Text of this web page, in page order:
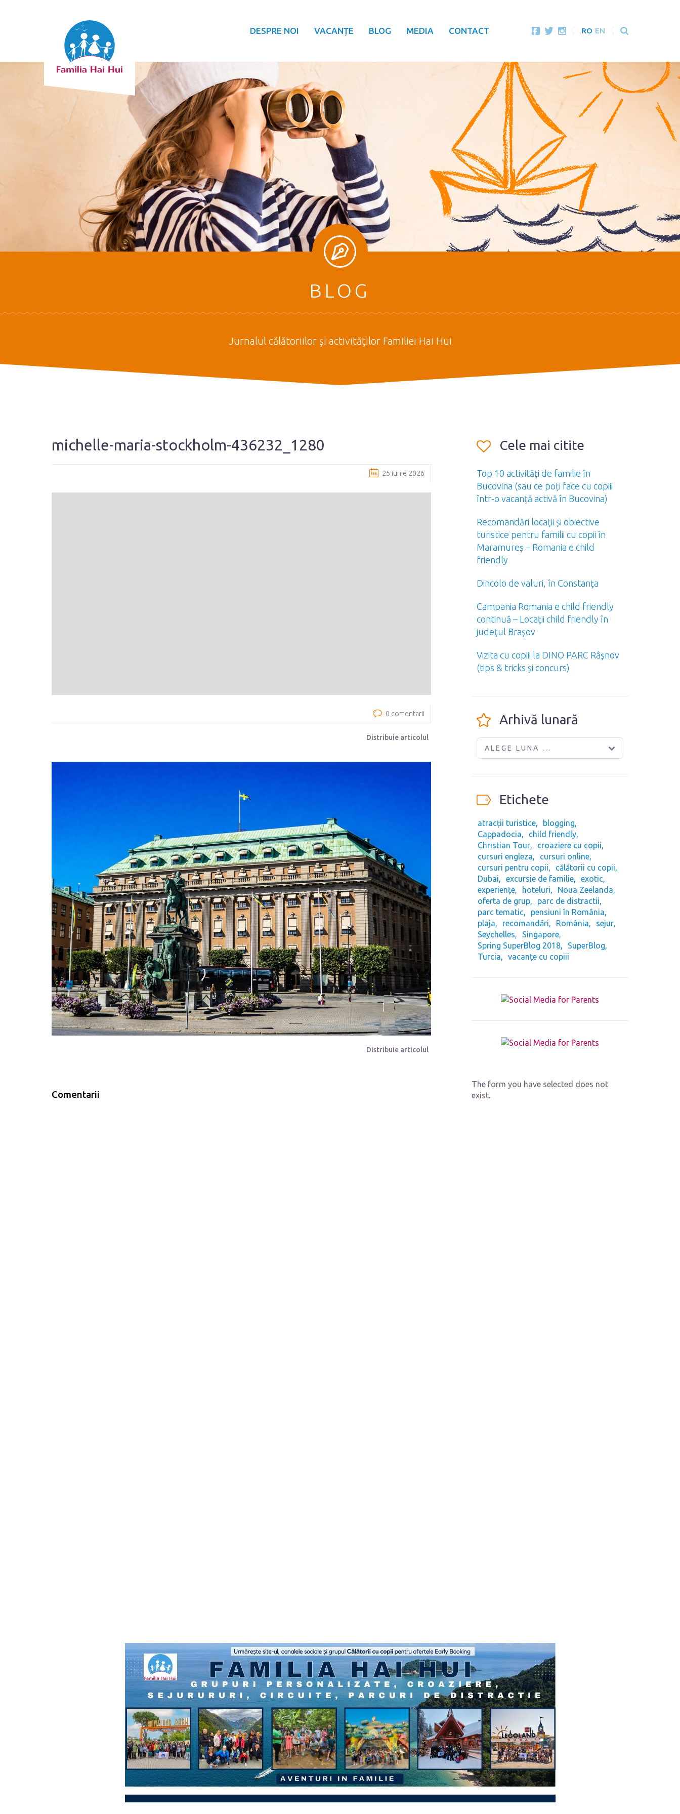
DESPRE NOI VACANȚE BLOG MEDIA CONTACT RO EN
BLOG
Jurnalul călătoriilor şi activităţilor Familiei Hai Hui
michelle-maria-stockholm-436232_1280
25 iunie 2026
0 comentarii
Distribuie articolul
Distribuie articolul
Comentarii
Cele mai citite
Top 10 activități de familie în
Bucovina (sau ce poți face cu copiii
într-o vacanță activă în Bucovina)
Recomandări locaţii și obiective
turistice pentru familii cu copii în
Maramureș – Romania e child
friendly
Dincolo de valuri, în Constanţa
Campania Romania e child friendly
continuă – Locaţii child friendly în
judeţul Braşov
Vizita cu copiii la DINO PARC Râşnov
(tips & tricks și concurs)
Arhivă lunară
ALEGE LUNA ...
Etichete
atracții turistice
blogging
Cappadocia
child friendly
Christian Tour
croaziere cu copii
cursuri engleza
cursuri online
cursuri pentru copii
călătorii cu copii
Dubai
excursie de familie
exotic
experiențe
hoteluri
Noua Zeelanda
oferta de grup
parc de distractii
parc tematic
pensiuni în România
plaja
recomandări România
sejur
Seychelles
Singapore
Spring SuperBlog 2018
SuperBlog
Turcia
vacanțe cu copiii
The form you have selected does not
exist.